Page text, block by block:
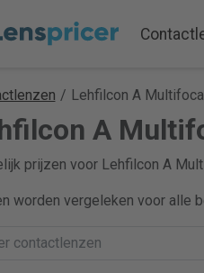
/ Lehfilcon A
A
prijzen voor Lehfilcon A
worden vergeleken voor alle